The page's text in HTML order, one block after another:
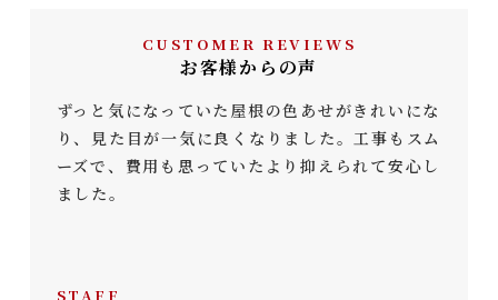
CUSTOMER REVIEWS
お客様からの声
ずっと気になっていた屋根の色あせがきれいにな
り、見た目が一気に良くなりました。工事もスム
ーズで、費用も思っていたより抑えられて安心し
ました。
STAFF